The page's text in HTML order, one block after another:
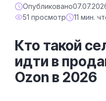
Опубликовано
51 просмотр
11 мин.
Кто такой
идти в
Ozon в 2026